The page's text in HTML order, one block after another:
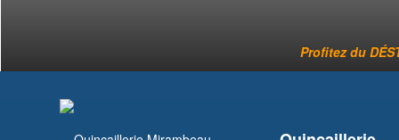
Profitez du